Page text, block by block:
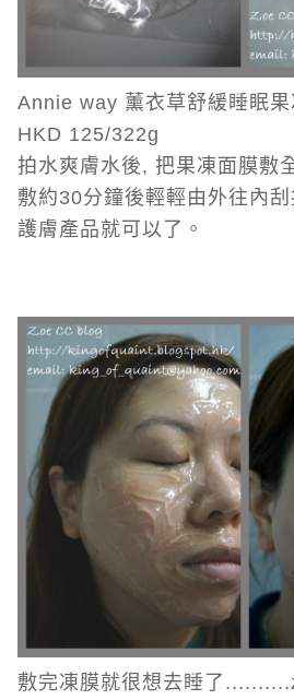
Annie way 薰衣草舒緩睡眠果
HKD 125/322g
拍水爽膚水後, 把果凍面膜敷
敷約30分鐘後輕輕由外往內
護膚產品就可以了。
敷完凍膜就很想去睡了